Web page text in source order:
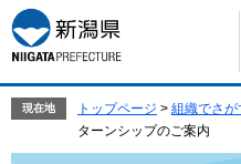
ー
ジ
の
で
ニ
ュ
ー
ば
現在地 トップページ > 組織でさが
ターンシップのご案内